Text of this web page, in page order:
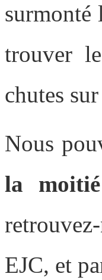
surmonté
trouver
chutes
Nous
la
EJC, et